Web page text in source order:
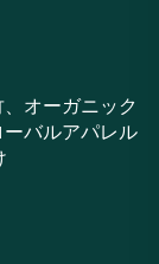
オーガニック
バルアパレル